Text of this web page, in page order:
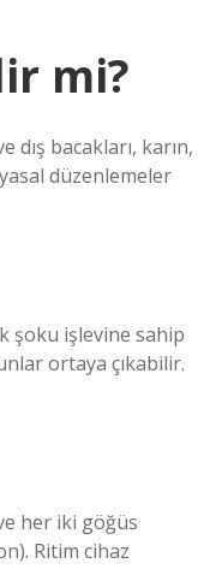
mi?
dış bacakları, karın,
düzenlemeler
şoku işlevine sahip
ortaya çıkabilir.
her iki göğüs
Ritim cihaz